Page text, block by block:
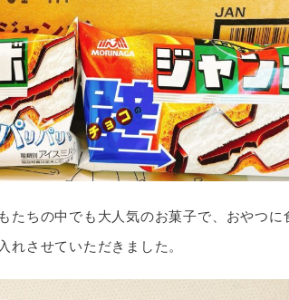
たちの中でも大人気のお菓子で、おやつに
れさせていただきました。